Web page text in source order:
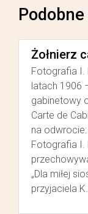
Żołnierz
Fotografia I.
latach 1906
gabinetowy
Carte de
na
Fotografia I.
„Dla miłej
przyjaciela